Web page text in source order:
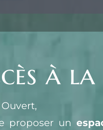
à
proposer un